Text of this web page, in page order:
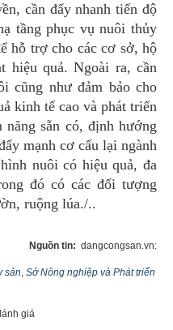
cần đẩy nhanh tiến độ
tầng phục vụ nuôi thủy
hỗ trợ cho các cơ sở, hộ
hiệu quả. Ngoài ra, cần
cũng như đảm bảo cho
kinh tế cao và phát triển
sẵn có, định hướng
mạnh cơ cấu lại ngành
nuôi có hiệu quả, đa
đó có các đối tượng
ruộng lúa./..
Nguồn tin: dangcongsan.vn:
sản, Sở Nông nghiệp và Phát triển
giá